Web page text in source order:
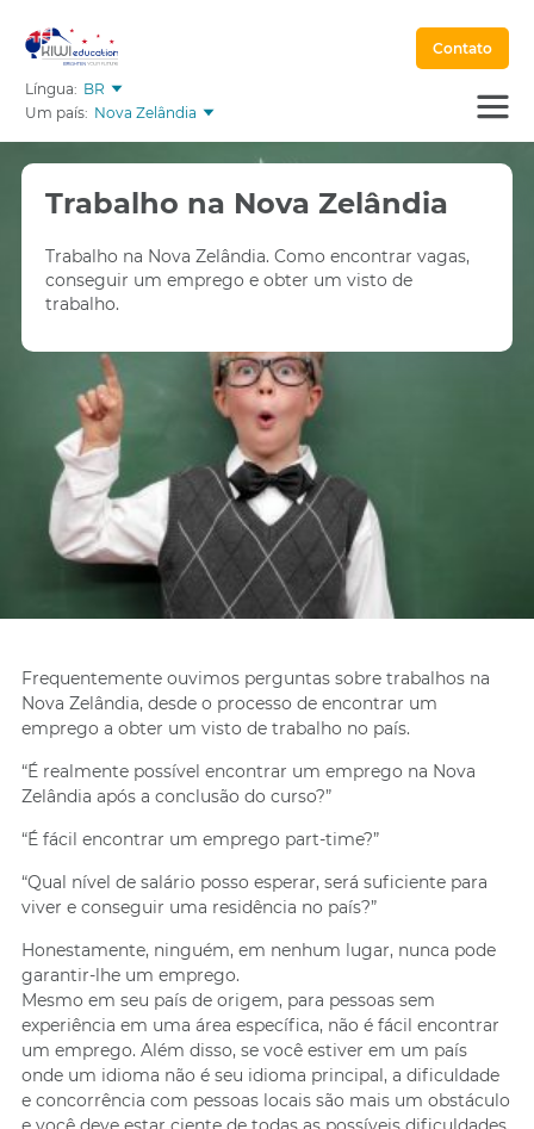
Língua: BR
Um país: Nova Zelândia
Contato
Trabalho na Nova Zelândia
Trabalho na Nova Zelândia. Como encontrar vagas,
conseguir um emprego e obter um visto de
trabalho.
Frequentemente ouvimos perguntas sobre trabalhos na
Nova Zelândia, desde o processo de encontrar um
emprego a obter um visto de trabalho no país.
“É realmente possível encontrar um emprego na Nova
Zelândia após a conclusão do curso?”
“É fácil encontrar um emprego part-time?”
“Qual nível de salário posso esperar, será suficiente para
viver e conseguir uma residência no país?”
Honestamente, ninguém, em nenhum lugar, nunca pode
garantir-lhe um emprego.
Mesmo em seu país de origem, para pessoas sem
experiência em uma área específica, não é fácil encontrar
um emprego. Além disso, se você estiver em um país
onde um idioma não é seu idioma principal, a dificuldade
e concorrência com pessoas locais são mais um obstáculo